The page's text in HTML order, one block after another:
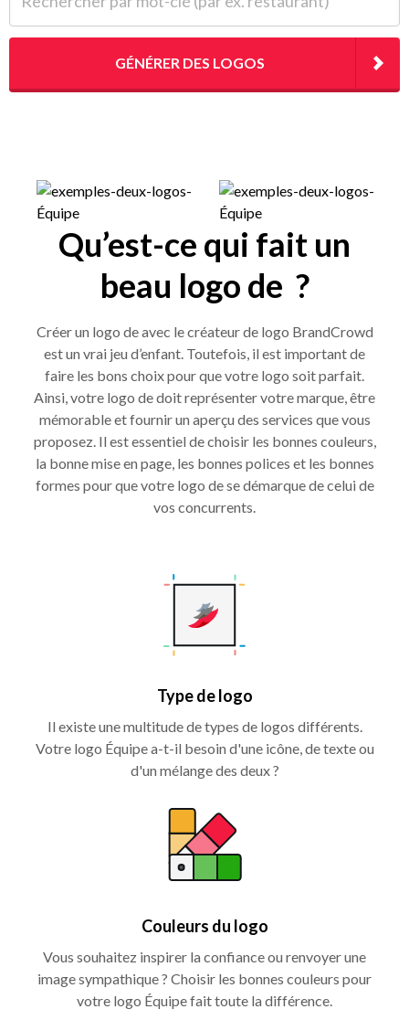
GÉNÉRER DES LOGOS
Qu’est-ce qui fait un
beau logo de ?
Créer un logo de avec le créateur de logo BrandCrowd
est un vrai jeu d’enfant. Toutefois, il est important de
faire les bons choix pour que votre logo soit parfait.
Ainsi, votre logo de doit représenter votre marque, être
mémorable et fournir un aperçu des services que vous
proposez. Il est essentiel de choisir les bonnes couleurs,
la bonne mise en page, les bonnes polices et les bonnes
formes pour que votre logo de se démarque de celui de
vos concurrents.
Type de logo
Il existe une multitude de types de logos différents.
Votre logo Équipe a-t-il besoin d'une icône, de texte ou
d'un mélange des deux ?
Couleurs du logo
Vous souhaitez inspirer la confiance ou renvoyer une
image sympathique ? Choisir les bonnes couleurs pour
votre logo Équipe fait toute la différence.